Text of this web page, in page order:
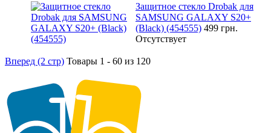
Защитное стекло Drobak для
SAMSUNG GALAXY S20+
(Black) (454555) 499 грн.
Отсутствует
Вперед (2 стр) Товары 1 - 60 из 120